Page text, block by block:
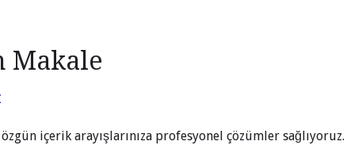
Makale
özgün içerik arayışlarınıza profesyonel çözümler